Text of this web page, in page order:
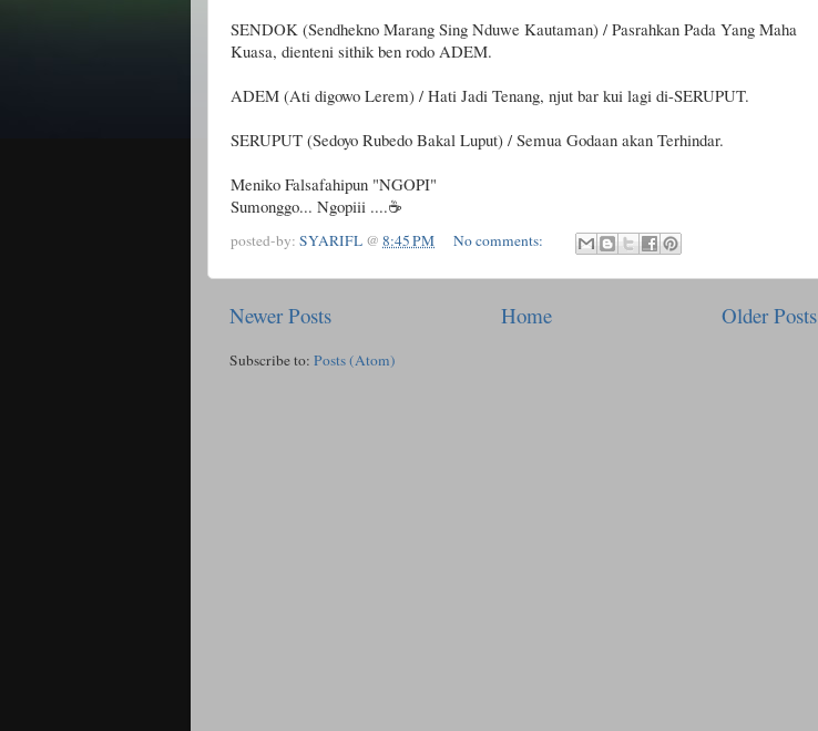
SENDOK (Sendhekno Marang Sing Nduwe Kautaman) / Pasrahkan Pada Yang Maha
Kuasa, dienteni sithik ben rodo ADEM.
ADEM (Ati digowo Lerem) / Hati Jadi Tenang, njut bar kui lagi di-SERUPUT.
SERUPUT (Sedoyo Rubedo Bakal Luput) / Semua Godaan akan Terhindar.
Meniko Falsafahipun "NGOPI"
Sumonggo... Ngopiii ....☕
posted-by: SYARIFL @ 8:45 PM No comments:
Newer Posts Older Posts
Home
Subscribe to: Posts (Atom)